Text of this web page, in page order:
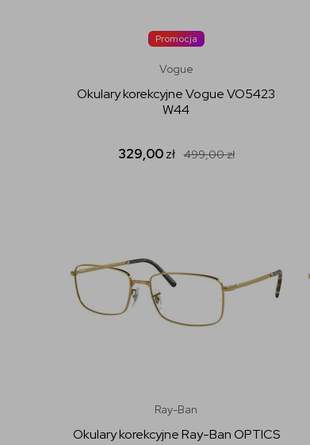
Promocja
Vogue
Okulary korekcyjne Vogue VO5423
W44
329,00zł 499,00zł
Ray-Ban
Okulary korekcyjne Ray-Ban OPTICS